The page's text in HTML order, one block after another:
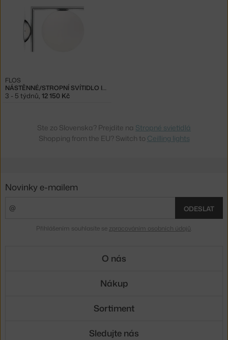
NÁSTĚNNÉ/STROPNÍ SVÍTIDLO IC C/W1, CHROME
FLOS
3 - 5 týdnů, 12 150 Kč
Ste zo Slovenska? Prejdite na Stropné svietidlá
Shopping from the EU? Switch to Ceilling lights
Novinky e-mailem
ODESLAT
Přihlášením souhlasíte se zpracováním osobních údajů
O nás
Nákup
Sortiment
Sledujte nás